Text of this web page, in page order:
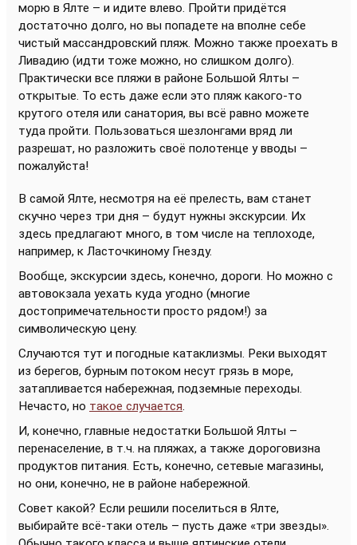
морю в Ялте – и идите влево. Пройти придётся
достаточно долго, но вы попадете на вполне себе
чистый массандровский пляж. Можно также проехать в
Ливадию (идти тоже можно, но слишком долго).
Практически все пляжи в районе Большой Ялты –
открытые. То есть даже если это пляж какого-то
крутого отеля или санатория, вы всё равно можете
туда пройти. Пользоваться шезлонгами вряд ли
разрешат, но разложить своё полотенце у вводы –
пожалуйста!
В самой Ялте, несмотря на её прелесть, вам станет
скучно через три дня – будут нужны экскурсии. Их
здесь предлагают много, в том числе на теплоходе,
например, к Ласточкиному Гнезду.
Вообще, экскурсии здесь, конечно, дороги. Но можно с
автовокзала уехать куда угодно (многие
достопримечательности просто рядом!) за
символическую цену.
Случаются тут и погодные катаклизмы. Реки выходят
из берегов, бурным потоком несут грязь в море,
затапливается набережная, подземные переходы.
Нечасто, но такое случается.
И, конечно, главные недостатки Большой Ялты –
перенаселение, в т.ч. на пляжах, а также дороговизна
продуктов питания. Есть, конечно, сетевые магазины,
но они, конечно, не в районе набережной.
Совет какой? Если решили поселиться в Ялте,
выбирайте всё-таки отель – пусть даже «три звезды».